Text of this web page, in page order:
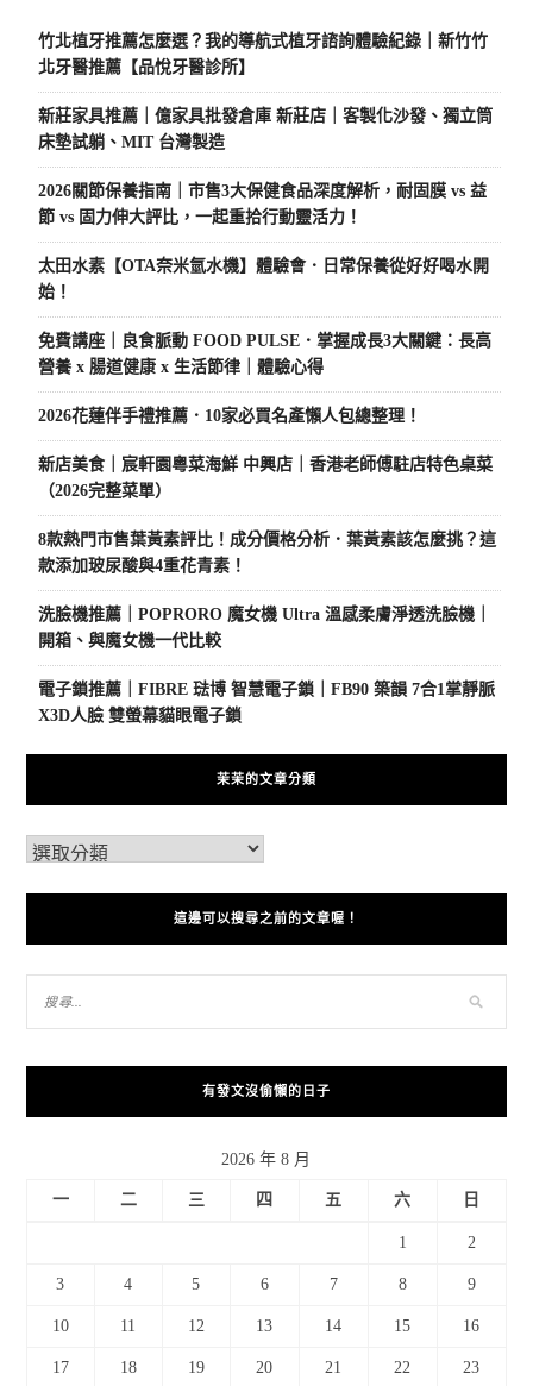
竹北植牙推薦怎麼選？我的導航式植牙諮詢體驗紀錄｜新竹竹
北牙醫推薦【品悅牙醫診所】
新莊家具推薦｜億家具批發倉庫 新莊店｜客製化沙發、獨立筒
床墊試躺、MIT 台灣製造
2026關節保養指南｜市售3大保健食品深度解析，耐固膜 vs 益
節 vs 固力伸大評比，一起重拾行動靈活力！
太田水素【OTA奈米氫水機】體驗會．日常保養從好好喝水開
始！
免費講座｜良食脈動 FOOD PULSE．掌握成長3大關鍵：長高
營養 x 腸道健康 x 生活節律｜體驗心得
2026花蓮伴手禮推薦．10家必買名產懶人包總整理！
新店美食｜宸軒園粵菜海鮮 中興店｜香港老師傅駐店特色桌菜
（2026完整菜單）
8款熱門市售葉黃素評比！成分價格分析．葉黃素該怎麼挑？這
款添加玻尿酸與4重花青素！
洗臉機推薦｜POPRORO 魔女機 Ultra 溫感柔膚淨透洗臉機｜
開箱、與魔女機一代比較
電子鎖推薦｜FIBRE 琺博 智慧電子鎖｜FB90 築韻 7合1掌靜脈
X3D人臉 雙螢幕貓眼電子鎖
茉茉的文章分類
這邊可以搜尋之前的文章喔！
有發文沒偷懶的日子
2026 年 8 月
一 二 三 四 五 六 日
1 2
3 4 5 6 7 8 9
10 11 12 13 14 15 16
17 18 19 20 21 22 23